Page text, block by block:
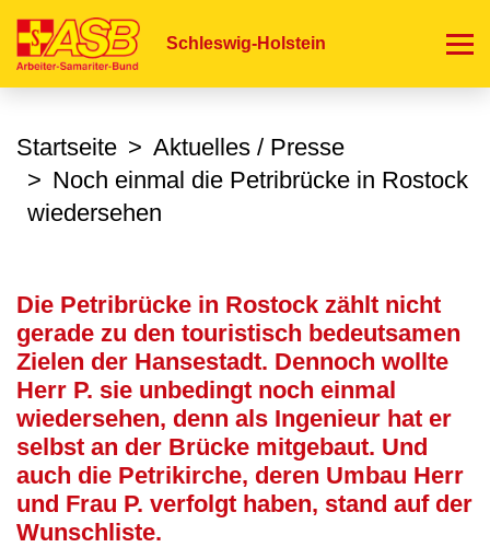
zum
Schleswig-Holstein
Startseite
Aktuelles / Presse
Noch einmal die Petribrücke in Rostock
wiedersehen
Die Petribrücke in Rostock zählt nicht
gerade zu den touristisch bedeutsamen
Zielen der Hansestadt. Dennoch wollte
Herr P. sie unbedingt noch einmal
wiedersehen, denn als Ingenieur hat er
selbst an der Brücke mitgebaut. Und
auch die Petrikirche, deren Umbau Herr
und Frau P. verfolgt haben, stand auf der
Wunschliste.